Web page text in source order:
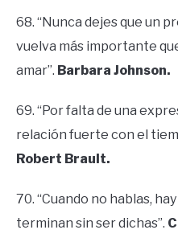
68. “Nunca dejes que un
vuelva más importante
amar”. Barbara Johnson.
69. “Por falta de una
relación fuerte con el
Robert Brault.
70. “Cuando no hablas,
terminan sin ser dichas”.